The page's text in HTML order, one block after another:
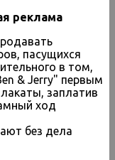
реклама
пасущихся
в том,
& Jerry" первым
заплатив
ход
без дела